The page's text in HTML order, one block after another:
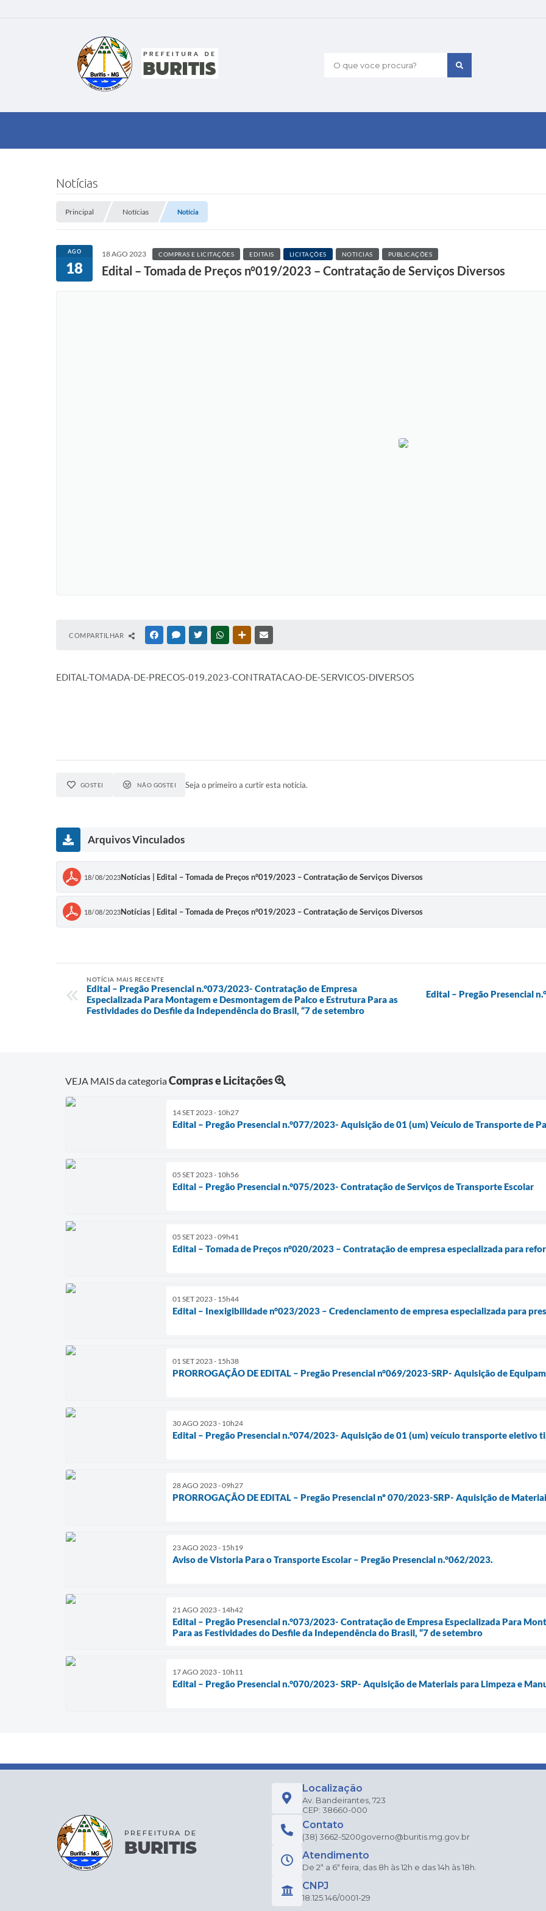
O que voce procura?
Notícias
Principal Notícias Notícia
AGO
18
18 AGO 2023 COMPRAS E LICITAÇÕES EDITAIS LICITAÇÕES NOTICIAS PUBLICAÇÕES
Edital – Tomada de Preços n°019/2023 – Contratação de Serviços Diversos
COMPARTILHAR FACEBOOKMESSENGER
TWITTERWHATSAPPOUTRAS MÍDIAS
EDITAL-TOMADA-DE-PRECOS-019.2023-CONTRATACAO-DE-SERVICOS-DIVERSOS
GOSTEI NÃO GOSTEI Seja o primeiro a curtir esta notícia.
Arquivos Vinculados
18/08/2023Notícias | Edital – Tomada de Preços n°019/2023 – Contratação de Serviços Diversos
18/08/2023Notícias | Edital – Tomada de Preços n°019/2023 – Contratação de Serviços Diversos
NOTÍCIA MAIS RECENTE
Edital – Pregão Presencial n.°073/2023- Contratação de Empresa
Especializada Para Montagem e Desmontagem de Palco e Estrutura Para as
Festividades do Desfile da Independência do Brasil, “7 de setembro
Edital – Pregão Presencial
VEJA MAIS da categoriaCompras e Licitações
14 SET 2023 - 10h27
Edital – Pregão Presencial n.°077/2023- Aquisição de 01 (um) Veículo de Transporte de
05 SET 2023 - 10h56
Edital – Pregão Presencial n.°075/2023- Contratação de Serviços de Transporte Escolar
05 SET 2023 - 09h41
Edital – Tomada de Preços n°020/2023 – Contratação de empresa especializada para
01 SET 2023 - 15h44
Edital – Inexigibilidade n°023/2023 – Credenciamento de empresa especializada para
01 SET 2023 - 15h38
PRORROGAÇÃO DE EDITAL – Pregão Presencial n°069/2023-SRP- Aquisição de
30 AGO 2023 - 10h24
Edital – Pregão Presencial n.°074/2023- Aquisição de 01 (um) veículo transporte
28 AGO 2023 - 09h27
PRORROGAÇÃO DE EDITAL – Pregão Presencial nº 070/2023-SRP- Aquisição de
23 AGO 2023 - 15h19
Aviso de Vistoria Para o Transporte Escolar – Pregão Presencial n.°062/2023.
21 AGO 2023 - 14h42
Edital – Pregão Presencial n.°073/2023- Contratação de Empresa Especializada Para
Para as Festividades do Desfile da Independência do Brasil, “7 de setembro
17 AGO 2023 - 10h11
Edital – Pregão Presencial n.°070/2023- SRP- Aquisição de Materiais para Limpeza e
Localização
Av. Bandeirantes, 723
CEP: 38660-000
Contato
(38) 3662-5200governo@buritis.mg.gov.br
Atendimento
De 2ª a 6ª feira, das 8h às 12h e das 14h às 18h.
CNPJ
18.125.146/0001-29